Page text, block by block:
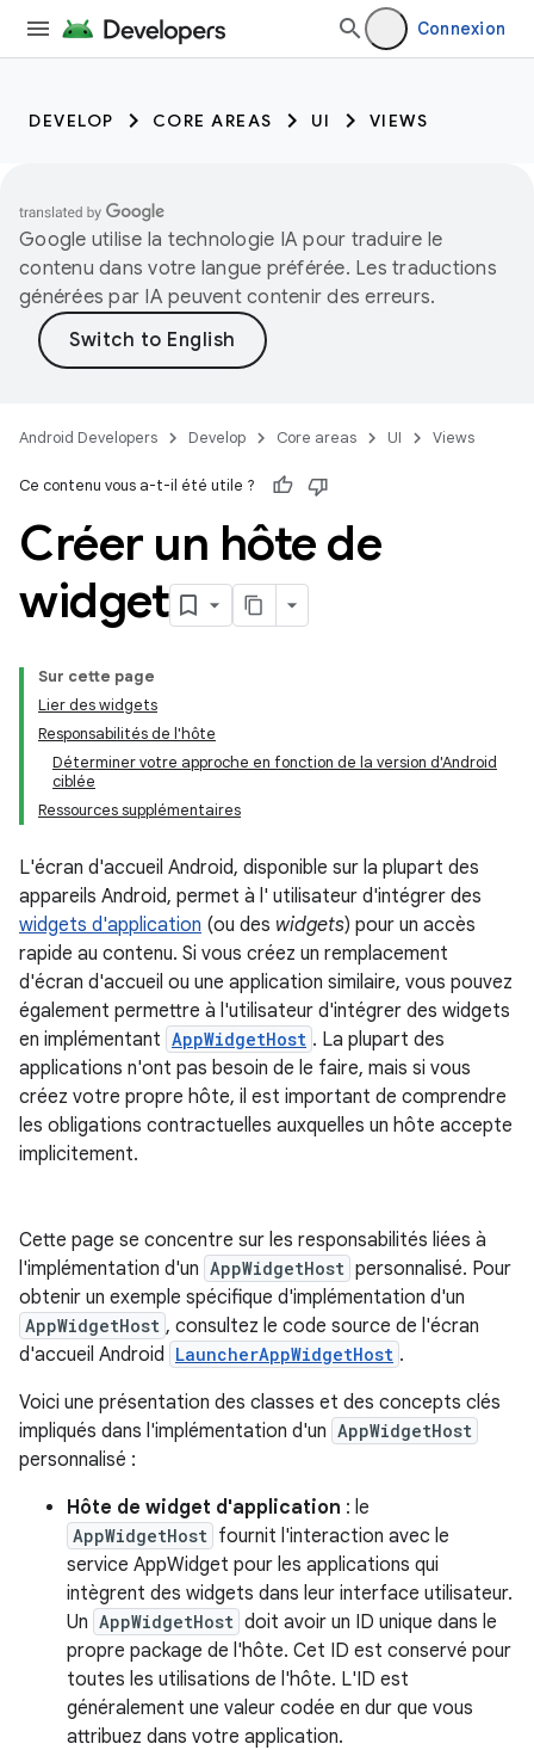
Connexion
DEVELOP CORE AREAS UI VIEWS
Google utilise la technologie IA pour traduire le
contenu dans votre langue préférée. Les traductions
générées par IA peuvent contenir des erreurs.
Android Developers Develop Core areas UI Views
Ce contenu vous a-t-il été utile ?
Créer un hôte de
widget
Sur cette page
Lier des widgets
Responsabilités de l'hôte
Déterminer votre approche en fonction de la version d'Android
ciblée
Ressources supplémentaires
L'écran d'accueil Android, disponible sur la plupart des
appareils Android, permet à l' utilisateur d'intégrer des
widgets d'application (ou des widgets) pour un accès
rapide au contenu. Si vous créez un remplacement
d'écran d'accueil ou une application similaire, vous pouvez
également permettre à l'utilisateur d'intégrer des widgets
en implémentant AppWidgetHost . La plupart des
applications n'ont pas besoin de le faire, mais si vous
créez votre propre hôte, il est important de comprendre
les obligations contractuelles auxquelles un hôte accepte
implicitement.
Cette page se concentre sur les responsabilités liées à
l'implémentation d'un AppWidgetHost personnalisé. Pour
obtenir un exemple spécifique d'implémentation d'un
AppWidgetHost , consultez le code source de l'écran
d'accueil Android LauncherAppWidgetHost .
Voici une présentation des classes et des concepts clés
impliqués dans l'implémentation d'un AppWidgetHost
personnalisé :
Hôte de widget d'application : le
AppWidgetHost fournit l'interaction avec le
service AppWidget pour les applications qui
intègrent des widgets dans leur interface utilisateur.
Un AppWidgetHost doit avoir un ID unique dans le
propre package de l'hôte. Cet ID est conservé pour
toutes les utilisations de l'hôte. L'ID est
généralement une valeur codée en dur que vous
attribuez dans votre application.